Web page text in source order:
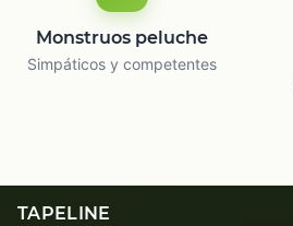
Monstruos peluche
Simpáticos y competentes
TAPELINE